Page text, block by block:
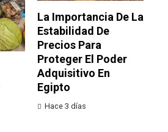
La Importancia De La
Estabilidad De
Precios Para
Proteger El Poder
Adquisitivo En
Egipto
Hace 3 días